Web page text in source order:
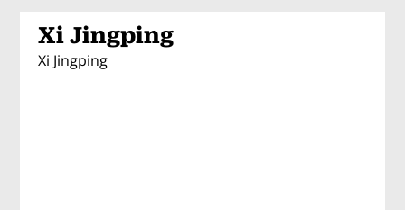
Xi Jingping
Xi Jingping